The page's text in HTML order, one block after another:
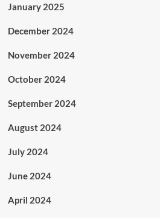
January 2025
December 2024
November 2024
October 2024
September 2024
August 2024
July 2024
June 2024
April 2024